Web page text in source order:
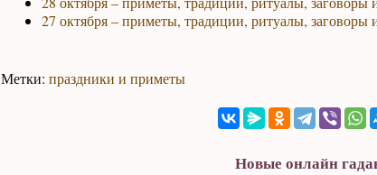
27 октября – приметы, традиции, ритуалы, заговоры
Метки: праздники и приметы
Новые онлайн